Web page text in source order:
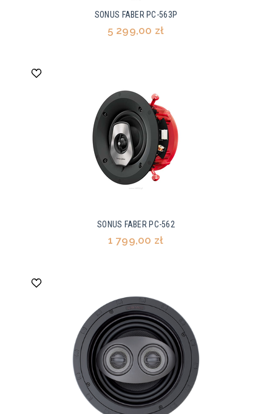
SONUS FABER PC-563P
5 299,00 zł
SONUS FABER PC-562
1 799,00 zł